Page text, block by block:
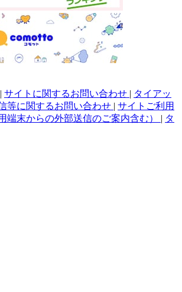
| サイトに関するお問い合わせ | タイアッ
等に関するお問い合わせ | サイトご利用
端末からの外部送信のご案内含む） | タ